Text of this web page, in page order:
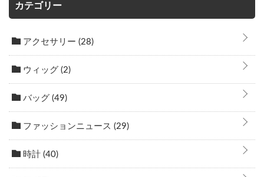
カテゴリー
アクセサリー (28)
ウィッグ (2)
バッグ (49)
ファッションニュース (29)
時計 (40)